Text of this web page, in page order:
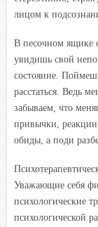
лицом к
В песочном ящике
увидишь свой
состояние.
расстаться. Ведь
забываем, что
привычки,
обиды, а поди
Уважающие себя
психологические
психологической